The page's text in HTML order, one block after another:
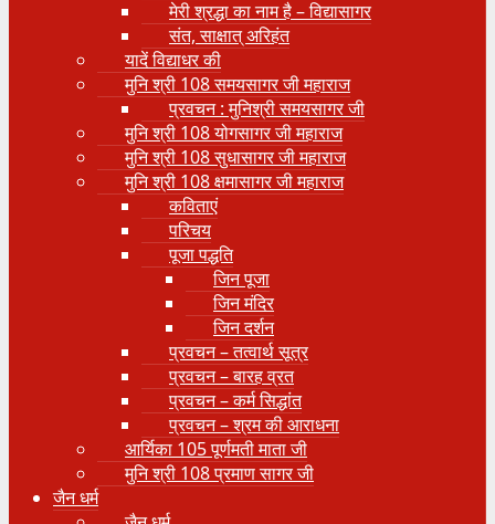
मेरी श्रद्धा का नाम है – विद्यासागर
संत, साक्षात् अरिहंत
यादें विद्याधर की
मुनि श्री 108 समयसागर जी महाराज
प्रवचन : मुनिश्री समयसागर जी
मुनि श्री 108 योगसागर जी महाराज
मुनि श्री 108 सुधासागर जी महाराज
मुनि श्री 108 क्षमासागर जी महाराज
कविताएं
परिचय
पूजा पद्धति
जिन पूजा
जिन मंदिर
जिन दर्शन
प्रवचन – तत्वार्थ सूत्र
प्रवचन – बारह व्रत
प्रवचन – कर्म सिद्धांत
प्रवचन – श्रम की आराधना
आर्यिका 105 पूर्णमती माता जी
मुनि श्री 108 प्रमाण सागर जी
जैन धर्म